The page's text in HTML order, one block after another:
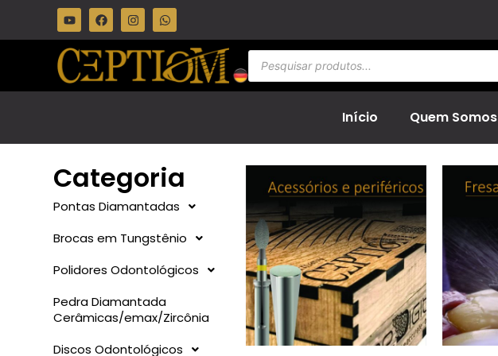
Início Quem Somos
Categoria
Pontas Diamantadas
Brocas em Tungstênio
Polidores Odontológicos
Pedra Diamantada
Cerâmicas/emax/Zircônia
Discos Odontológicos